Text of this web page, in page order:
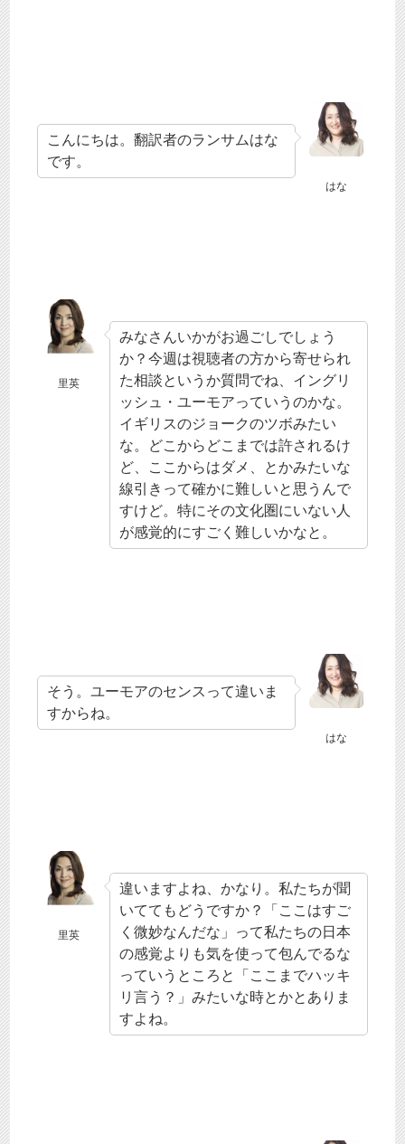
はな
こんにちは。翻訳者のランサムはな
です。
里英
みなさんいかがお過ごしでしょう
か？今週は視聴者の方から寄せられ
た相談というか質問でね、イングリ
ッシュ・ユーモアっていうのかな。
イギリスのジョークのツボみたい
な。どこからどこまでは許されるけ
ど、ここからはダメ、とかみたいな
線引きって確かに難しいと思うんで
すけど。特にその文化圏にいない人
が感覚的にすごく難しいかなと。
はな
そう。ユーモアのセンスって違いま
すからね。
里英
違いますよね、かなり。私たちが聞
いててもどうですか？「ここはすご
く微妙なんだな」って私たちの日本
の感覚よりも気を使って包んでるな
っていうところと「ここまでハッキ
リ言う？」みたいな時とかとありま
すよね。